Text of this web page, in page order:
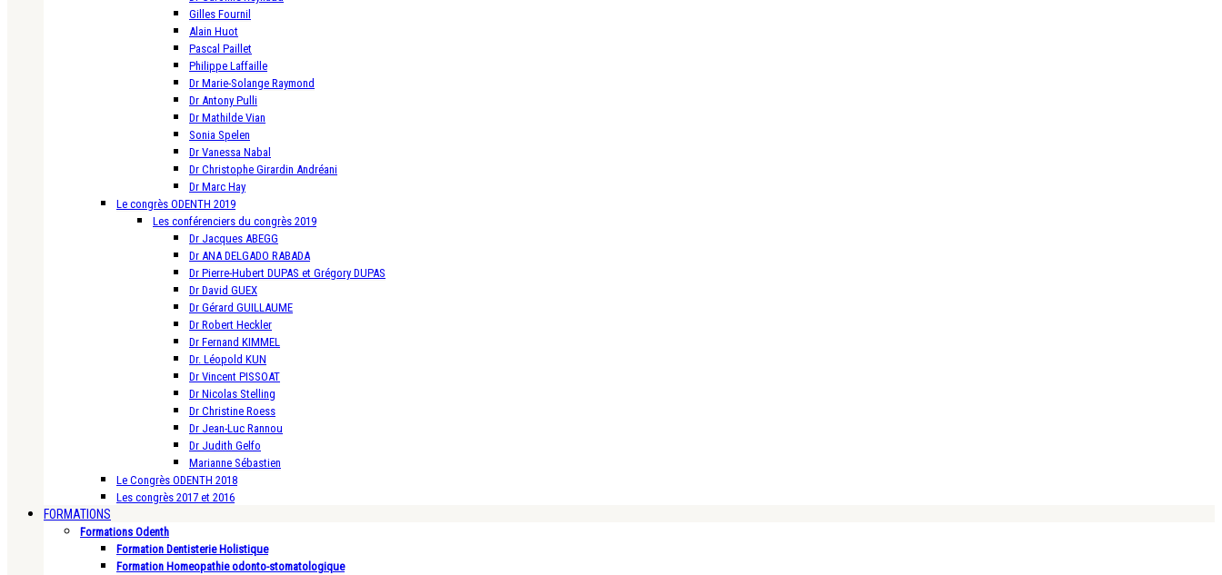
Gilles Fournil
Alain Huot
Pascal Paillet
Philippe Laffaille
Dr Marie-Solange Raymond
Dr Antony Pulli
Dr Mathilde Vian
Sonia Spelen
Dr Vanessa Nabal
Dr Christophe Girardin Andréani
Dr Marc Hay
Le congrès ODENTH 2019
Les conférenciers du congrès 2019
Dr Jacques ABEGG
Dr ANA DELGADO RABADA
Dr Pierre-Hubert DUPAS et Grégory DUPAS
Dr David GUEX
Dr Gérard GUILLAUME
Dr Robert Heckler
Dr Fernand KIMMEL
Dr. Léopold KUN
Dr Vincent PISSOAT
Dr Nicolas Stelling
Dr Christine Roess
Dr Jean-Luc Rannou
Dr Judith Gelfo
Marianne Sébastien
Le Congrès ODENTH 2018
Les congrès 2017 et 2016
FORMATIONS
Formations Odenth
Formation Dentisterie Holistique
Formation Homeopathie odonto-stomatologique